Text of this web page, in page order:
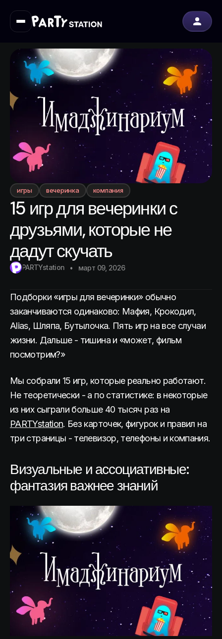
игры вечеринка компания
15 игр для вечеринки с
друзьями, которые не
дадут скучать
PARTYstation март 09, 2026
Подборки «игры для вечеринки» обычно
заканчиваются одинаково: Мафия, Крокодил,
Alias, Шляпа, Бутылочка. Пять игр на все случаи
жизни. Дальше - тишина и «может, фильм
посмотрим?»
Мы собрали 15 игр, которые реально работают.
Не теоретически - а по статистике: в некоторые
из них сыграли больше 40 тысяч раз на
PARTYstation. Без карточек, фигурок и правил на
три страницы - телевизор, телефоны и компания.
Визуальные и ассоциативные:
фантазия важнее знаний